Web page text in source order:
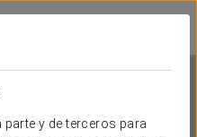
y de terceros para